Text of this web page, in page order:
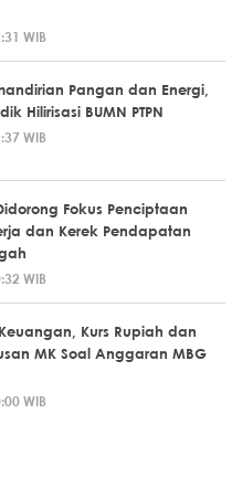
WIB
Pangan dan Energi,
Hilirisasi BUMN PTPN
WIB
Fokus Penciptaan
dan Kerek Pendapatan
WIB
Kurs Rupiah dan
MK Soal Anggaran MBG
WIB